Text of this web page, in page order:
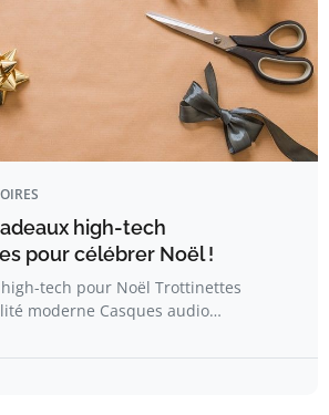
high-tech
pour célébrer Noël !
high-tech pour Noël Trottinettes
moderne Casques audio…